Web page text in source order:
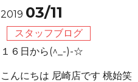
2019 03/11
スタッフブログ
１６日から(^_-)-☆
こんにちは 尼崎店です 桃始笑